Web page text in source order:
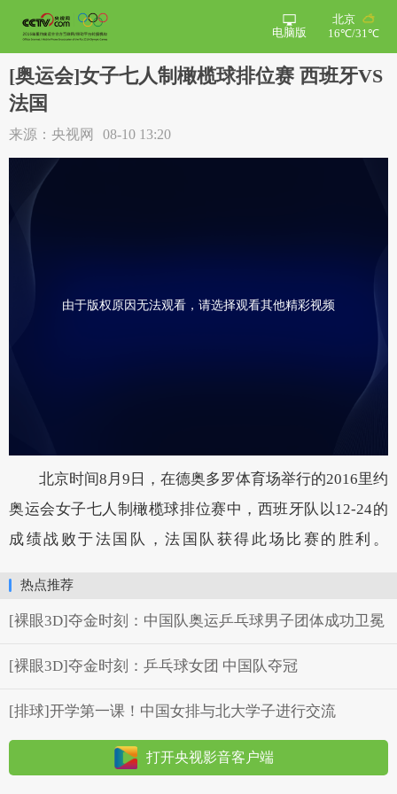
北京
16℃/31℃
电脑版
[奥运会]女子七人制橄榄球排位赛 西班牙VS
法国
来源：央视网 08-10 13:20
由于版权原因无法观看，请选择观看其他精彩视频
北京时间8月9日，在德奥多罗体育场举行的2016里约
奥运会女子七人制橄榄球排位赛中，西班牙队以12-24的
成绩战败于法国队，法国队获得此场比赛的胜利。
热点推荐
[裸眼3D]夺金时刻：中国队奥运乒乓球男子团体成功卫冕
[裸眼3D]夺金时刻：乒乓球女团 中国队夺冠
[排球]开学第一课！中国女排与北大学子进行交流
打开央视影音客户端